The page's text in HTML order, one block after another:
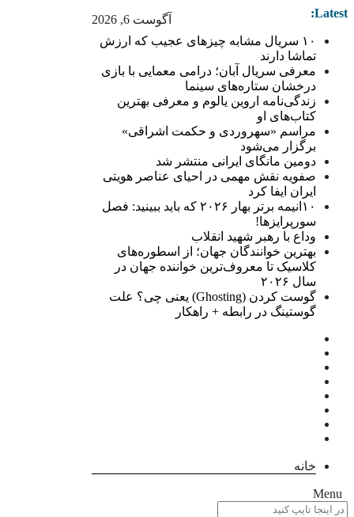
آگوست 6, 2026 Latest:
۱۰ سریال مشابه چیزهای عجیب که ارزش
تماشا دارند
معرفی سریال آبان؛ درامی معمایی با بازی
درخشان ستاره‌های سینما
زندگی‌نامه اروین یالوم و معرفی بهترین
کتاب‌های او
مراسم «سهروردی و حکمت اشراقی»
برگزار می‌شود
دومین مانگای ایرانی منتشر شد
صفویه نقش مهمی در احیای عناصر هویتی
ایران ایفا کرد
۱۰انیمه برتر بهار ۲۰۲۶ که باید ببینید: فصل
سورپرایزها!
وداع با رهبر شهید انقلاب
بهترین خوانندگان جهان؛ از اسطوره‌های
کلاسیک تا معروف‌ترین خواننده جهان در
سال ۲۰۲۶
گوست کردن (Ghosting) یعنی چی؟ علت
گوستینگ در رابطه + راهکار
خانه
Menu